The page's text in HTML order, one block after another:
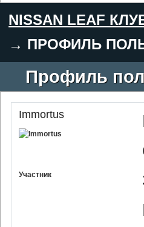
NISSAN LEAF
→ ПРОФИЛЬ
Профиль
Immortus
Участник